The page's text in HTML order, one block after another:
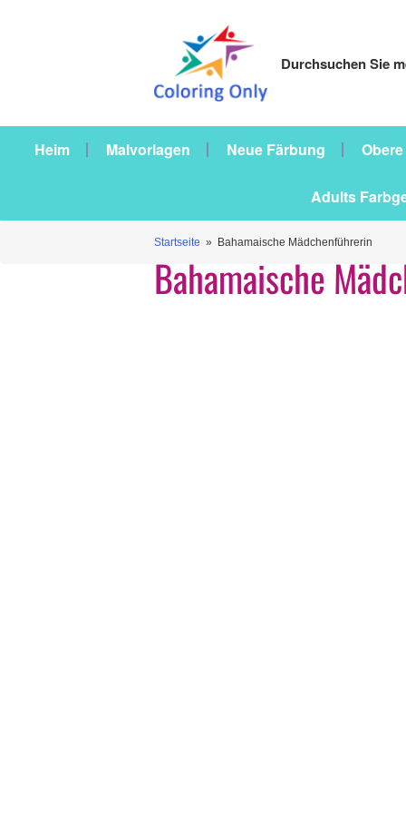
Durchsuchen Sie
Heim Malvorlagen Neue Färbung
Adults
Startseite » Bahamaische Mädchenführerin
Bahamaische